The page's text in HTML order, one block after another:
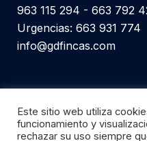
963 115 294 - 663 792
Urgencias: 663 931 774
info@gdfincas.com
Este sitio web utiliza
funcionamiento y
rechazar su uso siempre